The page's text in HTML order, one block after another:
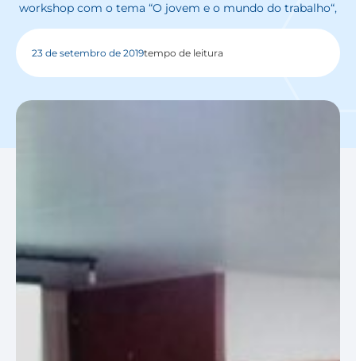
workshop com o tema “O jovem e o mundo do trabalho“,
23 de setembro de 2019tempo de leitura